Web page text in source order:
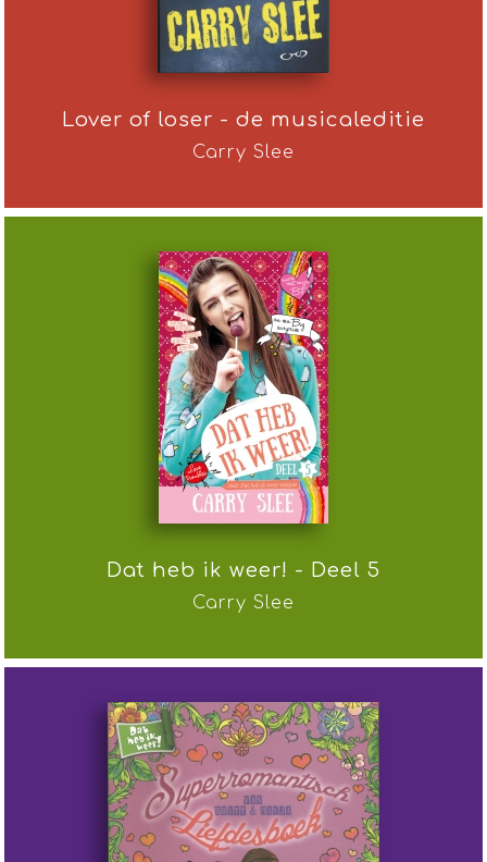
Lover of loser - de musicaleditie
Carry Slee
Dat heb ik weer! - Deel 5
Carry Slee